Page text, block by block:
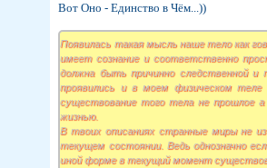
Вот Оно - Единство в Чём...))
Появилась такая мысль наше тело как
имеет сознание и соответственно
должна быть причинно следственной
проявились и в моем физическом
существование того тела не прошлое
жизнью.
В твоих описаниях странные миры не
текущем состоянии. Ведь однозначно
иной форме в текущий момент